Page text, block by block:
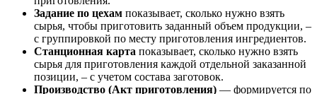
Задание по цехам показывает, сколько нужно взять
сырья, чтобы приготовить заданный объем продукции, –
с группировкой по месту приготовления ингредиентов.
Станционная карта показывает, сколько нужно взять
сырья для приготовления каждой отдельной заказанной
позиции, – с учетом состава заготовок.
Производство (Акт приготовления) — формируется по